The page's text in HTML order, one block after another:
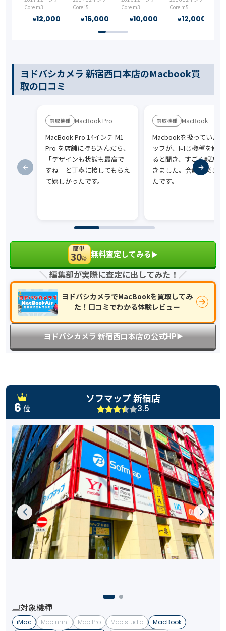
Core m3
¥12,000
Core i5
¥16,000
Core m3
¥10,000
Core m5
¥12,000
ヨドバシカメラ 新宿西口本店のMacbook買
取の口コミ
MacBook Pro
MacBook Pro 14インチ M1
Pro を店舗に持ち込んだら、
「デザインも状態も最高で
すね」と丁寧に接してもらえ
て嬉しかったです。
MacBook
Macbookを扱っていた
ッフが、同じ機種を使っ
ると聞き、すごく親近感
きました。会話も楽し
たです。
簡単
30秒 無料査定してみる▶︎
ヨドバシカメラ 新宿西口本店の公式HP▶︎
＼ 編集部が実際に査定に出してみた！／
ヨドバシカメラでMacBookを買取してみ
た！口コミでわかる体験レビュー
6 位
ソフマップ 新宿店
3.5
対象機種
iMac Mac mini Mac Pro Mac studio
MacBook